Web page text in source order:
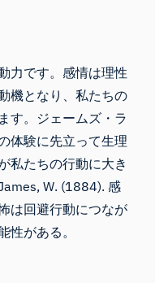
力です。感情は理性
機となり、私たちの
す。ジェームズ・ラ
体験に先立って生理
私たちの行動に大き
W. (1884). 感
は回避行動につなが
性がある。